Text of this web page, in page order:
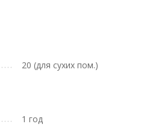
20 (для сухих пом.)
1 год